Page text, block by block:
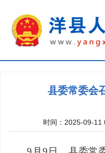
县委常委会
时间：2025-09-11